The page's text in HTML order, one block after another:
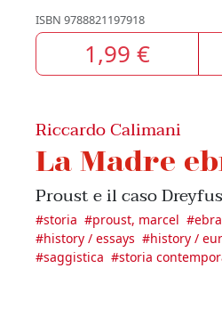
ISBN 9788821197918
1,99 €
Riccardo Calimani
La Madre
Proust e il caso Dreyfus
#storia #proust, marcel #
#history / essays #history /
#saggistica #storia